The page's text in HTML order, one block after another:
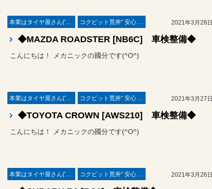
本業はタイヤ屋さん('ω')/ コクピット荒井“ 安心 ”車検 2021年3月28日
◆MAZDA ROADSTER [NB6C] 車検整備◆
こんにちは！ メカニックの國分です(^O^)
本業はタイヤ屋さん('ω')/ コクピット荒井“ 安心 ”車検 2021年3月27日
◆TOYOTA CROWN [AWS210] 車検整備◆
こんにちは！ メカニックの國分です(^O^)
本業はタイヤ屋さん('ω')/ コクピット荒井“ 安心 ”車検 2021年3月26日